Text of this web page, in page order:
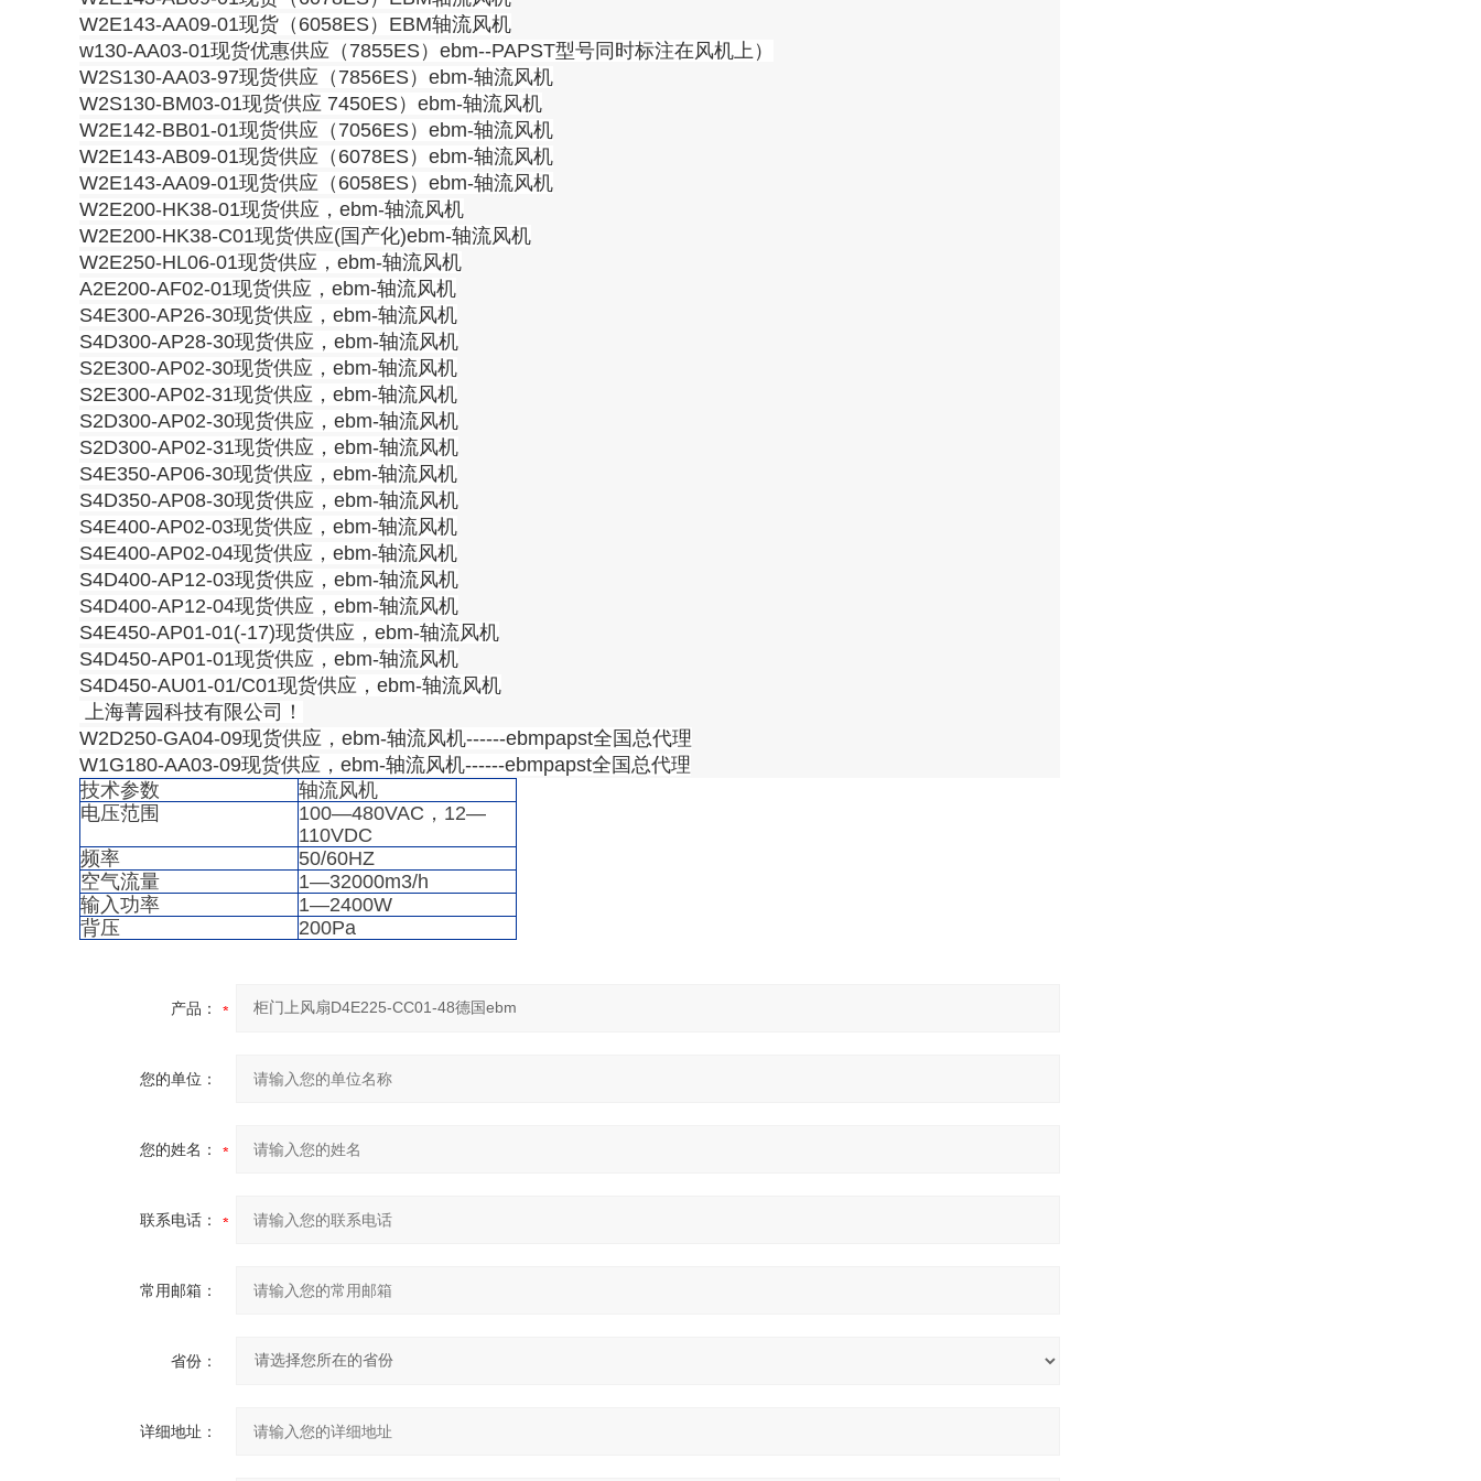
W2E143-AA09-01现货（6058ES）EBM轴流风机
w130-AA03-01现货优惠供应（7855ES）ebm--PAPST型号同时标注在风机上）
W2S130-AA03-97现货供应（7856ES）ebm-轴流风机
W2S130-BM03-01现货供应 7450ES）ebm-轴流风机
W2E142-BB01-01现货供应（7056ES）ebm-轴流风机
W2E143-AB09-01现货供应（6078ES）ebm-轴流风机
W2E143-AA09-01现货供应（6058ES）ebm-轴流风机
W2E200-HK38-01现货供应，ebm-轴流风机
W2E200-HK38-C01现货供应(国产化)ebm-轴流风机
W2E250-HL06-01现货供应，ebm-轴流风机
A2E200-AF02-01现货供应，ebm-轴流风机
S4E300-AP26-30现货供应，ebm-轴流风机
S4D300-AP28-30现货供应，ebm-轴流风机
S2E300-AP02-30现货供应，ebm-轴流风机
S2E300-AP02-31现货供应，ebm-轴流风机
S2D300-AP02-30现货供应，ebm-轴流风机
S2D300-AP02-31现货供应，ebm-轴流风机
S4E350-AP06-30现货供应，ebm-轴流风机
S4D350-AP08-30现货供应，ebm-轴流风机
S4E400-AP02-03现货供应，ebm-轴流风机
S4E400-AP02-04现货供应，ebm-轴流风机
S4D400-AP12-03现货供应，ebm-轴流风机
S4D400-AP12-04现货供应，ebm-轴流风机
S4E450-AP01-01(-17)现货供应，ebm-轴流风机
S4D450-AP01-01现货供应，ebm-轴流风机
S4D450-AU01-01/C01现货供应，ebm-轴流风机
上海菁园科技有限公司！
W2D250-GA04-09现货供应，ebm-轴流风机------ebmpapst全国总代理
W1G180-AA03-09现货供应，ebm-轴流风机------ebmpapst全国总代理
技术参数
轴流风机
电压范围
100—480VAC，12—
110VDC
频率
50/60HZ
空气流量
1—32000m3/h
输入功率
1—2400W
背压
200Pa
产品：
您的单位：
您的姓名：
联系电话：
常用邮箱：
省份：
详细地址：